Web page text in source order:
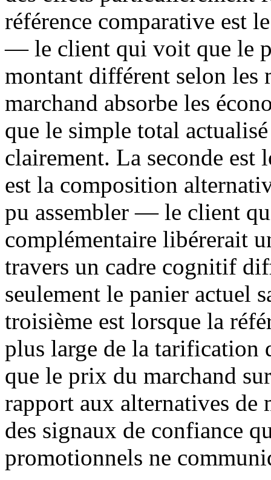
référence comparative est
— le client qui voit que le
montant différent selon les
marchand absorbe les
que le simple total
clairement. La seconde est
est la composition
pu assembler — le client
complémentaire libérerait
travers un cadre cognitif
seulement le panier actuel
troisième est lorsque la
plus large de la
que le prix du marchand
rapport aux alternatives de
des signaux de confiance
promotionnels ne